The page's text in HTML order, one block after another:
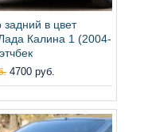
в цвет
Калина 1 (2004-
4700 руб.